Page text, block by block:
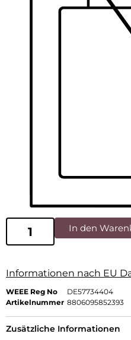
In den
Informationen nach EU
WEEE Reg No
DE57734404
Artikelnummer 8806095852393
Zusätzliche Informationen